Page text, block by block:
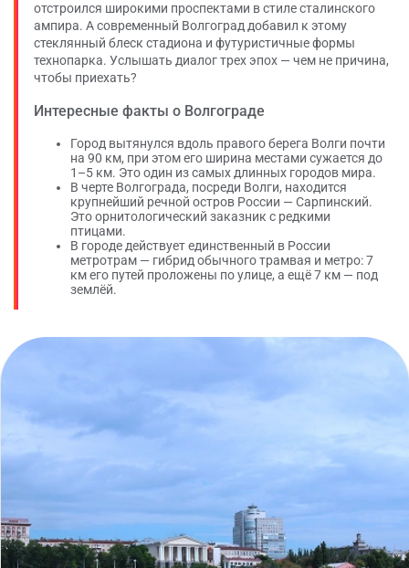
отстроился широкими проспектами в стиле сталинского
ампира. А современный Волгоград добавил к этому
стеклянный блеск стадиона и футуристичные формы
технопарка. Услышать диалог трех эпох — чем не причина,
чтобы приехать?
Интересные факты о Волгограде
Город вытянулся вдоль правого берега Волги почти
на 90 км, при этом его ширина местами сужается до
1–5 км. Это один из самых длинных городов мира.
В черте Волгограда, посреди Волги, находится
крупнейший речной остров России — Сарпинский.
Это орнитологический заказник с редкими
птицами.
В городе действует единственный в России
метротрам — гибрид обычного трамвая и метро: 7
км его путей проложены по улице, а ещё 7 км — под
землёй.